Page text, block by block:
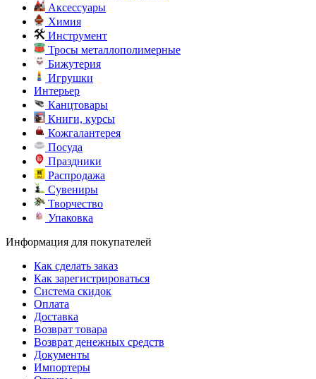
Аксессуары
Химия
Инструмент
Тросы металлополимерные
Бижутерия
Игрушки
Интерьер
Канцтовары
Книги, курсы
Кожгалантерея
Посуда
Праздники
Распродажа
Сувениры
Творчество
Упаковка
Информация для покупателей
Как сделать заказ
Как зарегистрироваться
Система скидок
Оплата
Доставка
Возврат товара
Возврат денежных средств
Документы
Импортеры